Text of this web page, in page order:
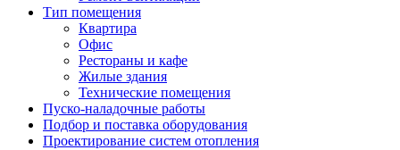
Тип помещения
Квартира
Офис
Рестораны и кафе
Жилые здания
Технические помещения
Пуско-наладочные работы
Подбор и поставка оборудования
Проектирование систем отопления